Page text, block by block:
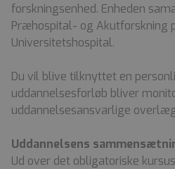
forskningsenhed. Enheden
Præhospital- og Akutforskning
Universitetshospital.
Du vil blive tilknyttet en
uddannelsesforløb bliver
uddannelsesansvarlige
Uddannelsens
Ud over det obligatoriske